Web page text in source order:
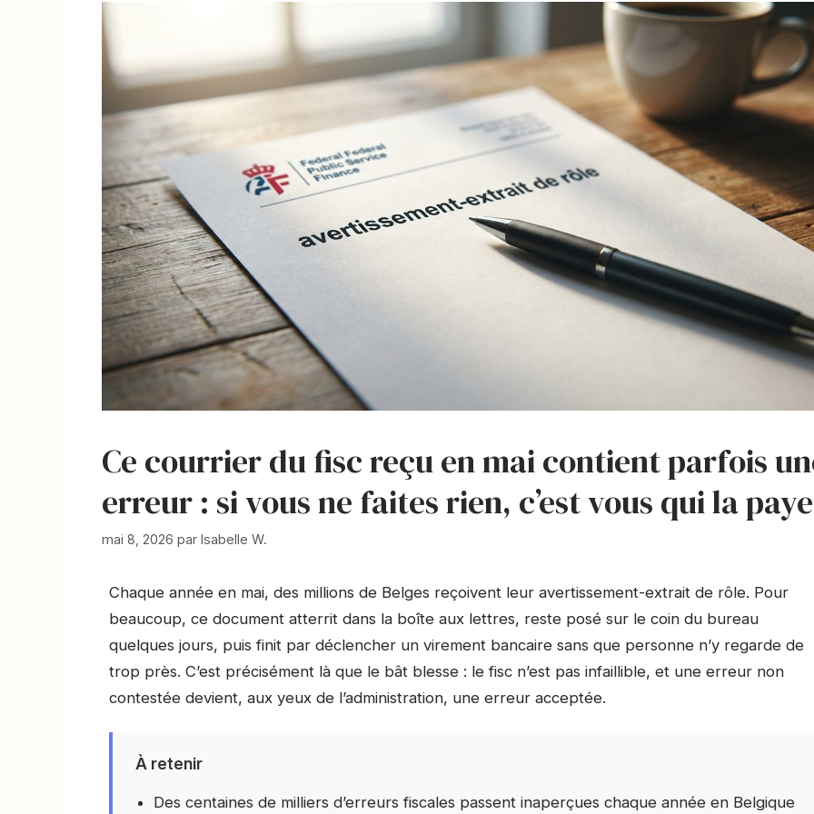
Ce courrier du fisc reçu en mai contient parfois
erreur : si vous ne faites rien, c’est vous qui la
mai 8, 2026 par Isabelle W.
Chaque année en mai, des millions de Belges reçoivent leur avertissement-extrait de rôle. Pour
beaucoup, ce document atterrit dans la boîte aux lettres, reste posé sur le coin du bureau
quelques jours, puis finit par déclencher un virement bancaire sans que personne n’y regarde de
trop près. C’est précisément là que le bât blesse : le fisc n’est pas infaillible, et une erreur non
contestée devient, aux yeux de l’administration, une erreur acceptée.
À retenir
Des centaines de milliers d’erreurs fiscales passent inaperçues chaque année en Belgique